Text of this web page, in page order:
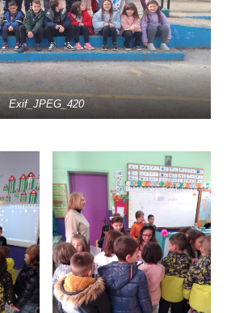
Exif_JPEG_420